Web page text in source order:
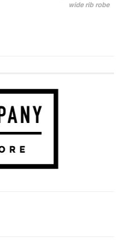
wide rib robe